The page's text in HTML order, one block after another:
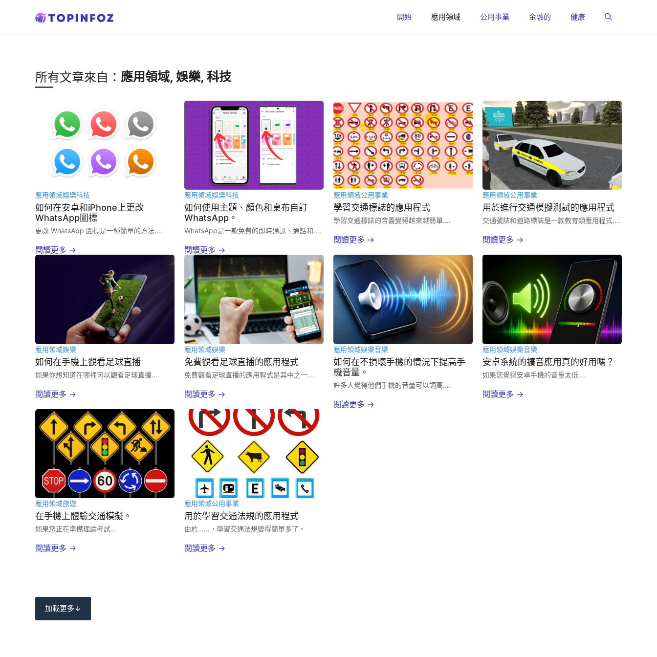
開始 應用領域 公用事業 金融的 健康
所有文章來自： 應用領域, 娛樂, 科技
應用領域娛樂科技
如何在安卓和iPhone上更改
WhatsApp圖標
更改 WhatsApp 圖標是一種簡單的方法….
閱讀更多 →
應用領域娛樂科技
如何使用主題、顏色和桌布自訂
WhatsApp。
WhatsApp是一款免費的即時通訊、通話和….
閱讀更多 →
應用領域公用事業
學習交通標誌的應用程式
學習交通標誌的含義變得越來越簡單….
閱讀更多 →
應用領域公用事業
用於進行交通模擬測試的應用程式
交通號誌和道路標誌是一款教育類應用程式….
閱讀更多 →
應用領域娛樂
如何在手機上觀看足球直播
如果你想知道在哪裡可以觀看足球直播….
閱讀更多 →
應用領域娛樂
免費觀看足球直播的應用程式
免費觀看足球直播的應用程式是其中之一….
閱讀更多 →
應用領域娛樂音樂
如何在不損壞手機的情況下提高手
機音量。
許多人覺得他們手機的音量可以調高….
閱讀更多 →
應用領域娛樂音樂
安卓系統的擴音應用真的好用嗎？
如果您覺得安卓手機的音量太低….
閱讀更多 →
應用領域旅遊
在手機上體驗交通模擬。
如果您正在準備理論考試…
閱讀更多 →
應用領域公用事業
用於學習交通法規的應用程式
由於……，學習交通法規變得簡單多了。
閱讀更多 →
加載更多↓